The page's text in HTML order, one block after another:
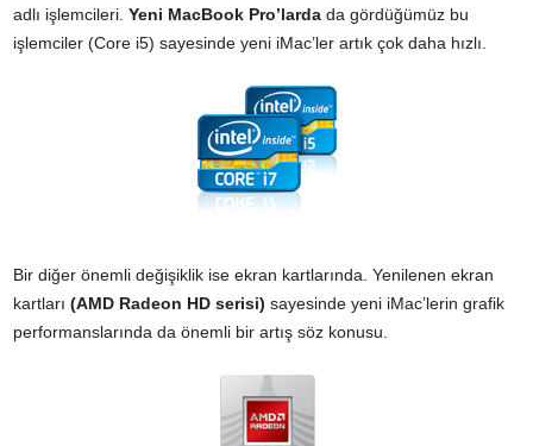
adlı işlemcileri. Yeni MacBook Pro’larda da gördüğümüz bu
işlemciler (Core i5) sayesinde yeni iMac’ler artık çok daha hızlı.
Bir diğer önemli değişiklik ise ekran kartlarında. Yenilenen ekran
kartları (AMD Radeon HD serisi) sayesinde yeni iMac’lerin grafik
performanslarında da önemli bir artış söz konusu.